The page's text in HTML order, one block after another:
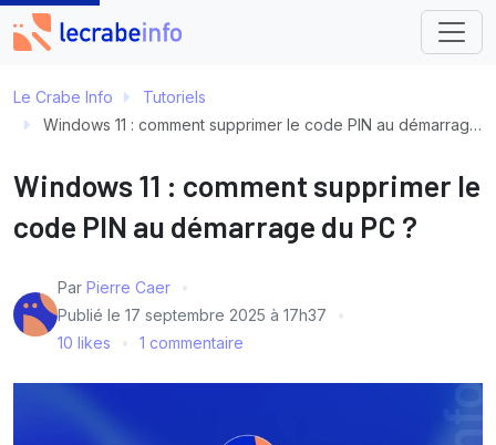
Le Crabe Info
Tutoriels
Windows 11 : comment supprimer le code PIN au démarrage du PC ?
Windows 11 : comment supprimer le
code PIN au démarrage du PC ?
Par Pierre Caer
Publié le 17 septembre 2025 à 17h37
10 likes
1 commentaire